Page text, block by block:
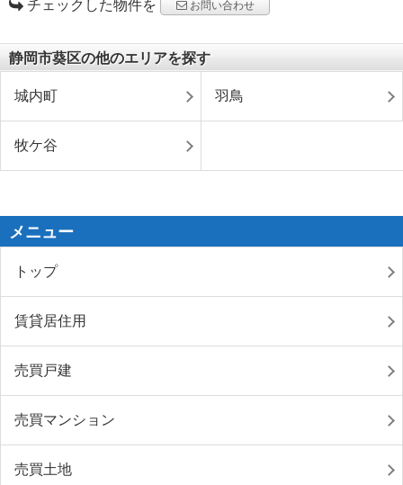
チェックした物件を お問い合わせ
静岡市葵区の他のエリアを探す
城内町 羽鳥
牧ケ谷
メニュー
トップ
賃貸居住用
売買戸建
売買マンション
売買土地